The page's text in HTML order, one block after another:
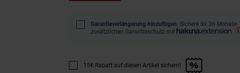
Garantieverlängerung hinzufügen. Sichere dir 36 Monate
zusätzlichen Garantieschutz mit
Promotion "15€ Rabatt auf diesen Artikel sichern!" anwenden
15€ Rabatt auf diesen Artikel sichern!